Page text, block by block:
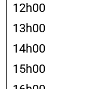
12h00
13h00
14h00
15h00